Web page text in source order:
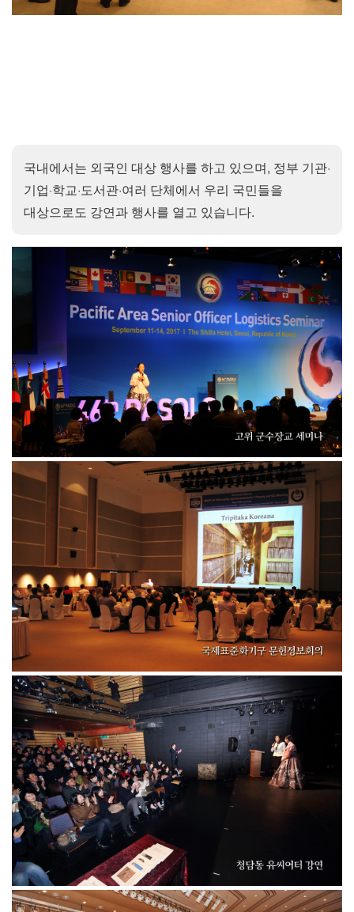
국내에서는 외국인 대상 행사를 하고 있으며, 정부 기관·
기업·학교·도서관·여러 단체에서 우리 국민들을
대상으로도 강연과 행사를 열고 있습니다.